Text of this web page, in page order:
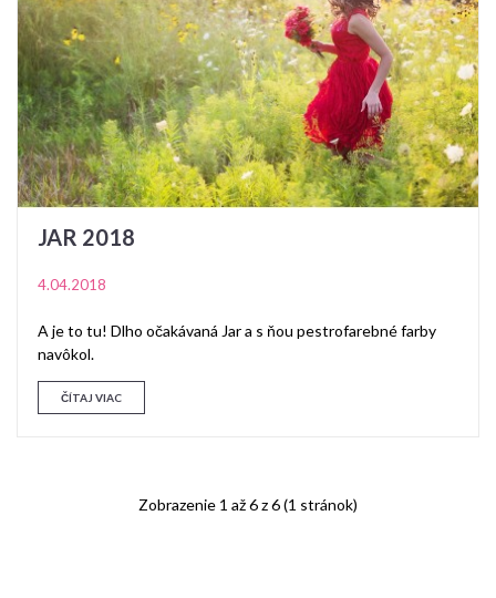
JAR 2018
4.04.2018
A je to tu! Dlho očakávaná Jar a s ňou pestrofarebné farby
navôkol.
ČÍTAJ VIAC
Zobrazenie 1 až 6 z 6 (1 stránok)